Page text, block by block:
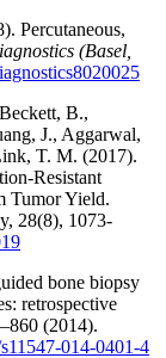
Percutaneous,
(Basel,
B.,
J., Aggarwal,
T. M. (2017).
Resistant
Tumor Yield.
28(8), 1073-
bone biopsy
retrospective
(2014).
014-0401-4